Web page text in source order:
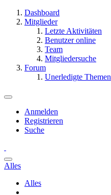
Dashboard
Mitglieder
Letzte Aktivitäten
Benutzer online
Team
Mitgliedersuche
Forum
Unerledigte Themen
Anmelden
Registrieren
Suche
Alles
Alles